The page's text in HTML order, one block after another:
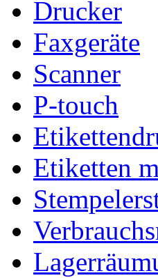
Drucker
Faxgeräte
Scanner
P-touch
Etiketten